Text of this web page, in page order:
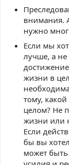
внимания.
нужно
Если мы
лучше, а не
жизни в
тому,
целом? Не
жизни или
Если
бы вы
может